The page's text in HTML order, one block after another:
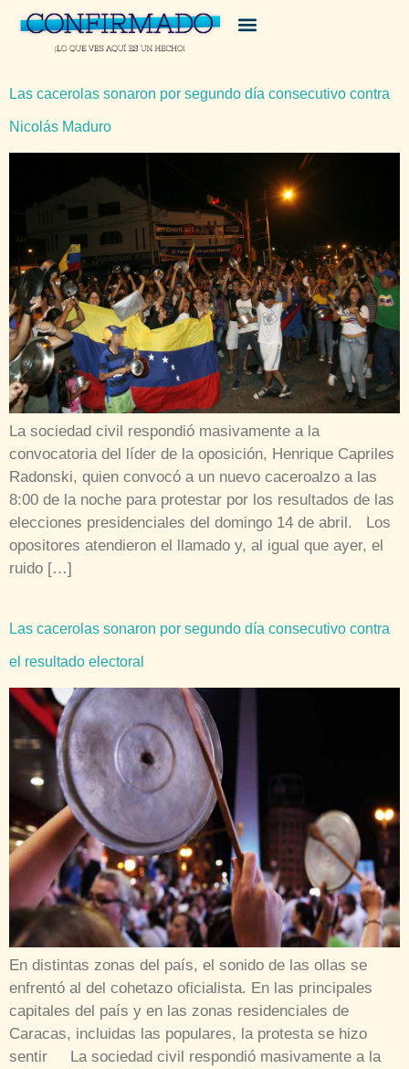
Las cacerolas sonaron por segundo día consecutivo contra
Nicolás Maduro
La sociedad civil respondió masivamente a la
convocatoria del líder de la oposición, Henrique Capriles
Radonski, quien convocó a un nuevo caceroalzo a las
8:00 de la noche para protestar por los resultados de las
elecciones presidenciales del domingo 14 de abril. Los
opositores atendieron el llamado y, al igual que ayer, el
ruido […]
Las cacerolas sonaron por segundo día consecutivo contra
el resultado electoral
En distintas zonas del país, el sonido de las ollas se
enfrentó al del cohetazo oficialista. En las principales
capitales del país y en las zonas residenciales de
Caracas, incluidas las populares, la protesta se hizo
sentir La sociedad civil respondió masivamente a la